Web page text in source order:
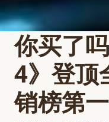
你买了
4》登顶
销榜第